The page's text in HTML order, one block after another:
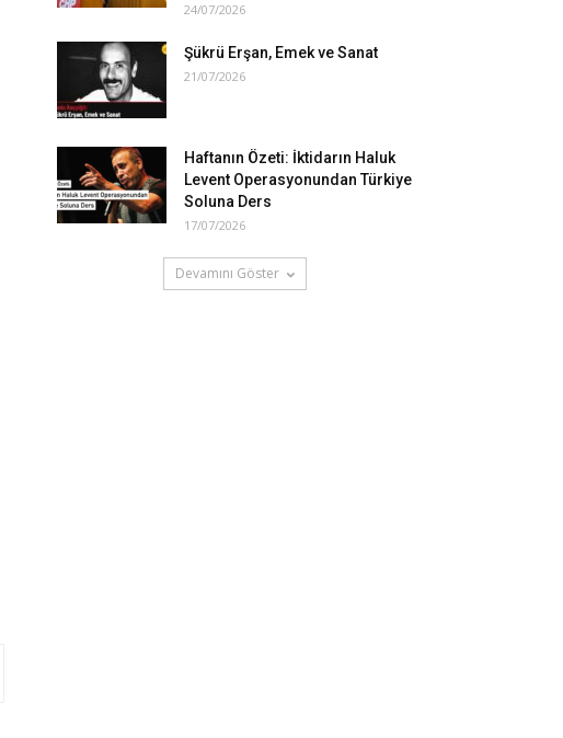
24/07/2026
Şükrü Erşan, Emek ve Sanat
21/07/2026
Haftanın Özeti: İktidarın Haluk
Levent Operasyonundan Türkiye
Soluna Ders
17/07/2026
Devamını Göster